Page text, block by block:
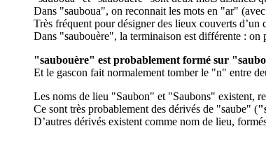
Dans "sauboua", on reconnait les mots en "ar"
Très fréquent pour désigner des lieux couverts d’un
Dans "saubouère", la terminaison est différente :
"saubouère" est probablement formé sur
Et le gascon fait normalement tomber le "n" entre
Les noms de lieu "Saubon" et "Saubons" existent,
Ce sont très probablement des dérivés de "saube" (
D’autres dérivés existent comme nom de lieu,